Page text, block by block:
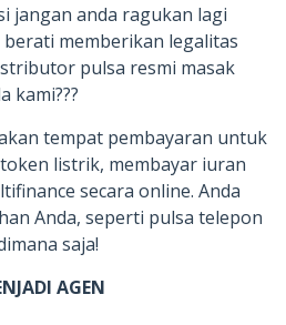
jangan anda ragukan lagi
memberikan legalitas
pulsa resmi masak
kami???
tempat pembayaran untuk
listrik, membayar iuran
secara online. Anda
Anda, seperti pulsa telepon
saja!
AGEN